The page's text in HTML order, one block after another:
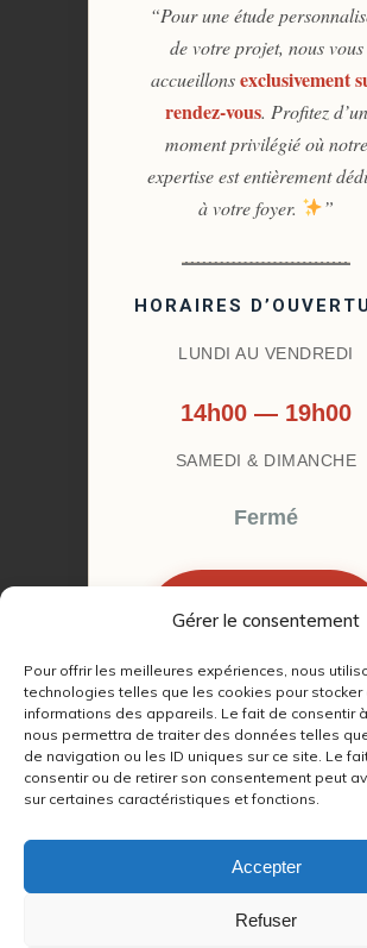
Gérer le consentement
Pour offrir les meilleures expériences, nous
technologies telles que les cookies pour stocker
informations des appareils. Le fait de consentir
nous permettra de traiter des données telles
de navigation ou les ID uniques sur ce site. Le
consentir ou de retirer son consentement peut
sur certaines caractéristiques et fonctions.
Accepter
Refuser
“Pour une étude
de votre projet, nous vous
accueillonsexclusivement
rendez-vous. Profitez d’un
moment privilégié où notre
expertise est entièrement
à votre foyer.
”
HORAIRES
LUNDI AU VENDREDI
14h00 — 19h00
SAMEDI & DIMANCHE
Fermé
RENDEZ-VOUS
© 2022 – 2026Autour du Feu
RGPD